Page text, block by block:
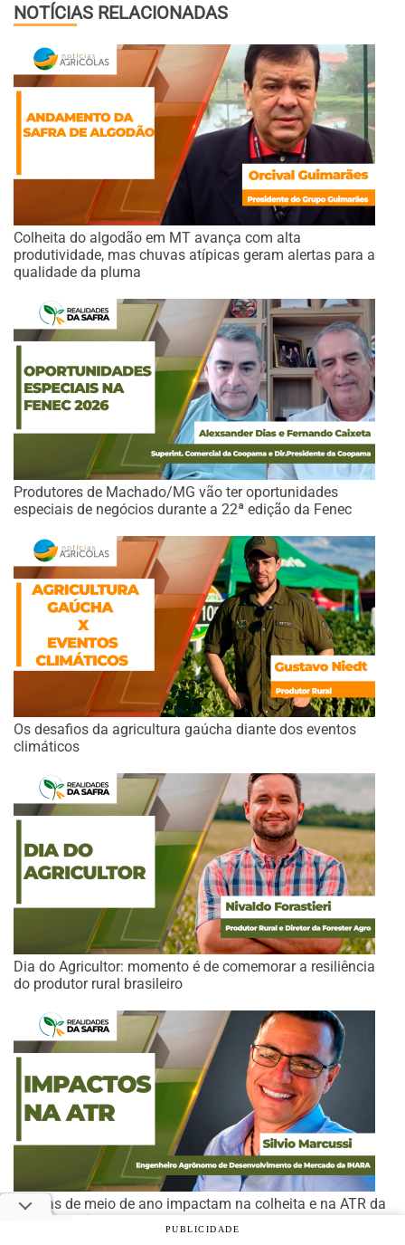
NOTÍCIAS RELACIONADAS
Colheita do algodão em MT avança com alta
produtividade, mas chuvas atípicas geram alertas para a
qualidade da pluma
Produtores de Machado/MG vão ter oportunidades
especiais de negócios durante a 22ª edição da Fenec
Os desafios da agricultura gaúcha diante dos eventos
climáticos
Dia do Agricultor: momento é de comemorar a resiliência
do produtor rural brasileiro
Chuvas de meio de ano impactam na colheita e na ATR da
cana-de-açúcar
PUBLICIDADE